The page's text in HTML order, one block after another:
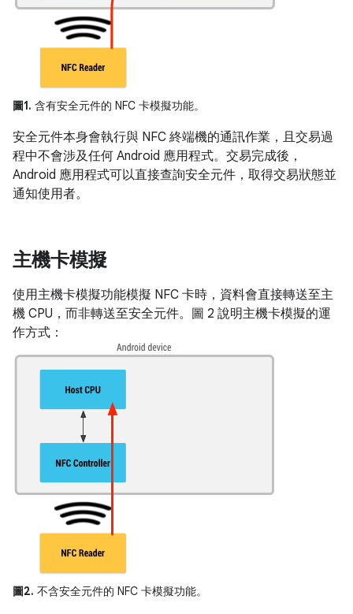
圖1. 含有安全元件的 NFC 卡模擬功能。
安全元件本身會執行與 NFC 終端機的通訊作業，且交易過
程中不會涉及任何 Android 應用程式。交易完成後，
Android 應用程式可以直接查詢安全元件，取得交易狀態並
通知使用者。
主機卡模擬
使用主機卡模擬功能模擬 NFC 卡時，資料會直接轉送至主
機 CPU，而非轉送至安全元件。圖 2 說明主機卡模擬的運
作方式：
圖2. 不含安全元件的 NFC 卡模擬功能。